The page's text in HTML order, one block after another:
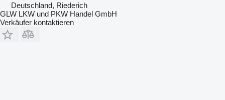
Deutschland, Riederich
GLW LKW und PKW Handel GmbH
Verkäufer kontaktieren